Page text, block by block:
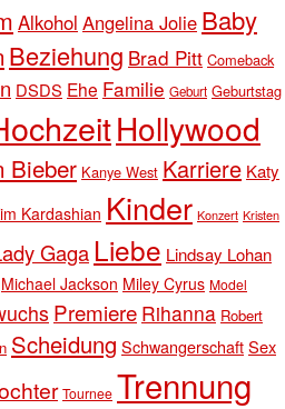
Alkohol Angelina Jolie Baby
Beziehung Brad Pitt Comeback
DSDS Ehe Familie Geburt Geburtstag
Hollywood
Bieber Kanye West Karriere Katy
Kardashian Kinder Konzert Kristen
Gaga Liebe Lindsay Lohan
Michael Jackson Miley Cyrus Model
Premiere Rihanna Robert
Scheidung SchwangerschaftSex
Tournee Trennung